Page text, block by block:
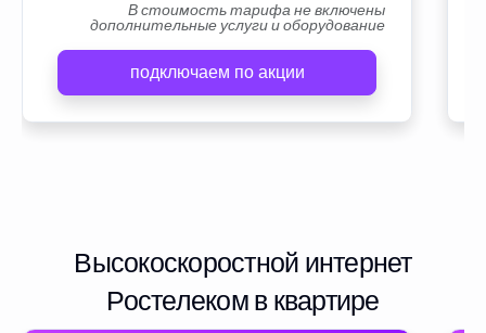
В стоимость тарифа не включены
дополнительные услуги и оборудование
подключаем по акции
Высокоскоростной интернет
Ростелеком в квартире